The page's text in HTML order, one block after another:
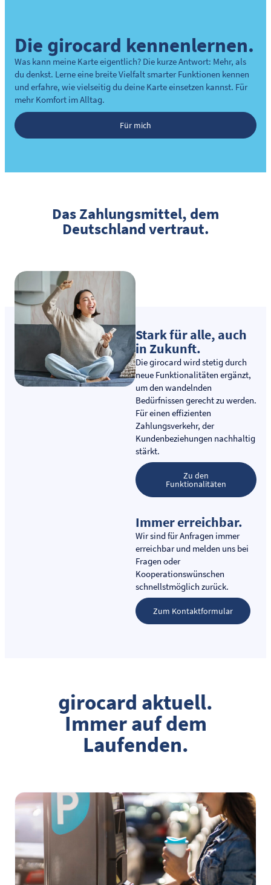
Die girocard kennenlernen.
Was kann meine Karte eigentlich? Die kurze Antwort: Mehr, als
du denkst. Lerne eine breite Vielfalt smarter Funktionen kennen
und erfahre, wie vielseitig du deine Karte einsetzen kannst. Für
mehr Komfort im Alltag.
Für mich
Das Zahlungsmittel, dem
Deutschland vertraut.
Stark für alle, auch
in Zukunft.
Die girocard wird stetig durch
neue Funktionalitäten ergänzt,
um den wandelnden
Bedürfnissen gerecht zu werden.
Für einen effizienten
Zahlungsverkehr, der
Kundenbeziehungen nachhaltig
stärkt.
Zu den
Funktionalitäten
Immer erreichbar.
Wir sind für Anfragen immer
erreichbar und melden uns bei
Fragen oder
Kooperationswünschen
schnellstmöglich zurück.
Zum Kontaktformular
girocard aktuell.
Immer auf dem
Laufenden.